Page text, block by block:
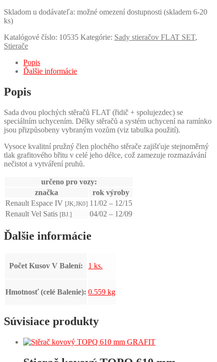
Skladom u dodávateľa: možné omezení dostupnosti (skladem 6-20
ks)
Katalógové číslo: 10535 Kategórie: Sady stieračov FLAT SET,
Stierače
Popis
Ďalšie informácie
Popis
Sada dvou plochých stěračů FLAT (řidič + spolujezdec) se
speciálním uchycením. Délky stěračů a systém uchycení na ramínko
jsou přizpůsobeny vybraným vozům (viz tabulka použití).
Vysoce kvalitní pružný člen plochého stěrače zajišťuje stejnoměrný
tlak grafitového břitu v celé jeho délce, což zamezuje rozmazávání
nečistot a vytváření pruhů.
určeno pro vozy:
značka
rok výroby
Renault Espace IV [JK;JK0] 11/02 – 12/15
Renault Vel Satis [BJ.] 04/02 – 12/09
Ďalšie informácie
Počet Kusov V Balení: 1 ks.
Hmotnosť (celé Balenie): 0.559 kg
Súvisiace produkty